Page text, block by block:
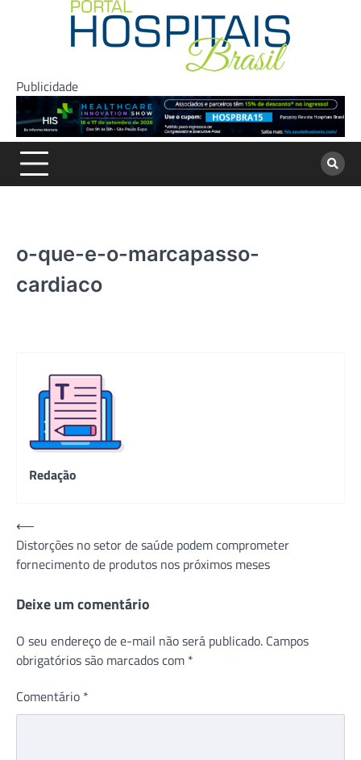
Publicidade
o-que-e-o-marcapasso-
cardiaco
Redação
Navegação
de
Post
⟵
Distorções no setor de saúde podem comprometer
fornecimento de produtos nos próximos meses
Deixe um comentário
O seu endereço de e-mail não será publicado. Campos
obrigatórios são marcados com *
Comentário *